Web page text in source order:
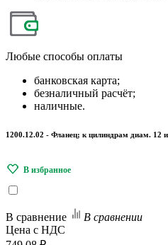
Любые способы оплаты
банковская карта;
безналичный расчёт;
наличные.
1200.12.02 - Фланец; к цилиндрам диам. 12
В сравнение
В сравнении
Цена с НДС